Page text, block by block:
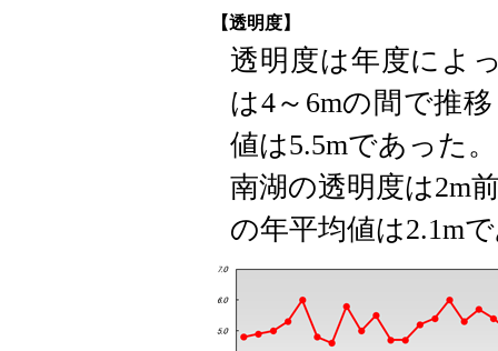
【透明度】
透明度は年度によ
は4～6mの間で推
値は5.5mであった。
南湖の透明度は2m
の年平均値は2.1m